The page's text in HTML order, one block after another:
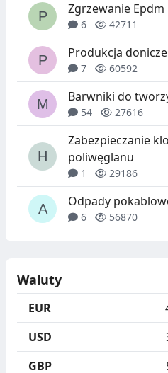
Zgrzewanie Epdm
6 42711
Produkcja
7 60592
Barwniki do
54 27616
Zabezpieczanie
poliwęglanu
1 29186
Odpady
6 56870
Waluty
EUR
USD
GBP